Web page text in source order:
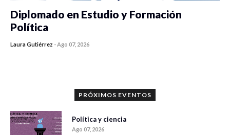
Diplomado en Estudio y Formación
Política
Laura Gutiérrez -Ago 07, 2026
PRÓXIMOS EVENTOS
Política y ciencia
Ago 07, 2026